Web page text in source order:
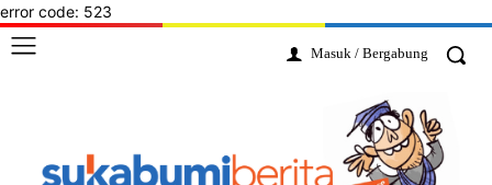
error code: 523
Masuk / Bergabung